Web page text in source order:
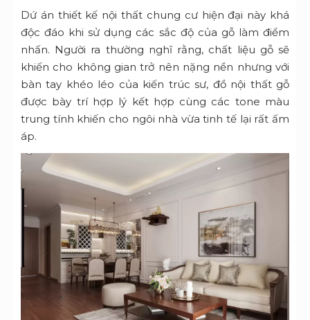
Dứ án thiết kế nội thất chung cư hiện đại này khá
độc đáo khi sử dụng các sắc độ của gỗ làm điểm
nhấn. Người ra thường nghĩ rằng, chất liệu gỗ sẽ
khiến cho không gian trở nên nặng nền nhưng với
bàn tay khéo léo của kiến trúc sư, đồ nội thất gỗ
được bày trí hợp lý kết hợp cùng các tone màu
trung tính khiến cho ngôi nhà vừa tinh tế lại rất ấm
áp.